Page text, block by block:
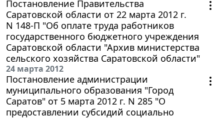
Постановление Правительства
Саратовской области от 22 марта 2012 г.
N 148-П "Об оплате труда работников
государственного бюджетного учреждения
Саратовской области "Архив министерства
сельского хозяйства Саратовской области"
24 марта 2012
Постановление администрации
муниципального образования "Город
Саратов" от 5 марта 2012 г. N 285 "О
предоставлении субсидий социально